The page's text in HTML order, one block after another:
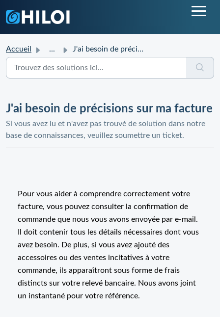
Accueil ... J'ai besoin de précisions sur ma facture
J'ai besoin de précisions sur ma facture
Si vous avez lu et n'avez pas trouvé de solution dans notre
base de connaissances, veuillez soumettre un ticket.
Pour vous aider à comprendre correctement votre
facture, vous pouvez consulter la confirmation de
commande que nous vous avons envoyée par e-mail.
Il doit contenir tous les détails nécessaires dont vous
avez besoin. De plus, si vous avez ajouté des
accessoires ou des ventes incitatives à votre
commande, ils apparaîtront sous forme de frais
distincts sur votre relevé bancaire. Nous avons joint
un instantané pour votre référence.